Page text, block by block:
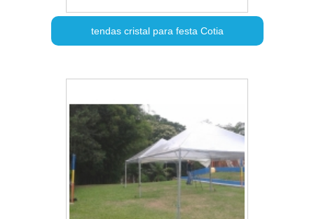
tendas cristal para festa Cotia